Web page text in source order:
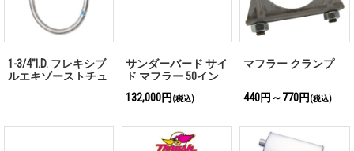
1-3/4”I.D. フレキシブ
ルエキゾーストチュ
サンダーバード サイ
ド マフラー 50イン
132,000円 (税込)
マフラー クランプ
440円～770円 (税込)